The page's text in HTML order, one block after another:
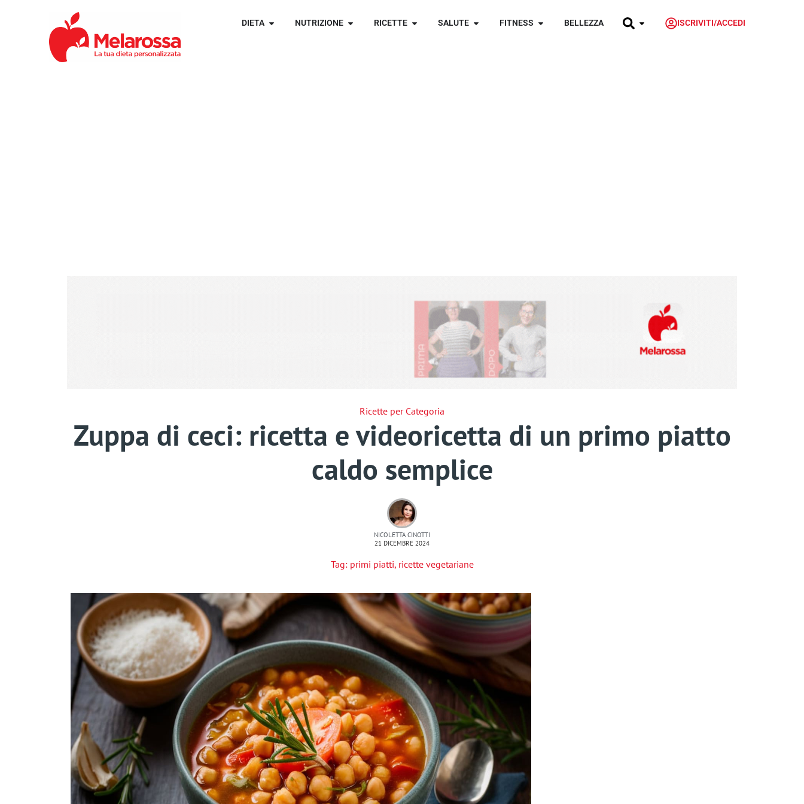
DIETA NUTRIZIONE RICETTE SALUTE FITNESS BELLEZZA ISCRIVITI/ACCEDI
Ricette per Categoria
Zuppa di ceci: ricetta e videoricetta di un primo piatto
caldo semplice
NICOLETTA CINOTTI
21 DICEMBRE 2024
Tag: primi piatti, ricette vegetariane